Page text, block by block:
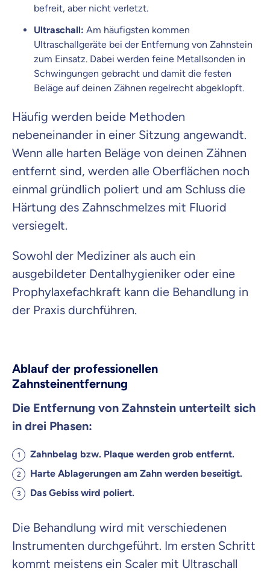
befreit, aber nicht verletzt.
Ultraschall: Am häufigsten kommen
Ultraschallgeräte bei der Entfernung von Zahnstein
zum Einsatz. Dabei werden feine Metallsonden in
Schwingungen gebracht und damit die festen
Beläge auf deinen Zähnen regelrecht abgeklopft.
Häufig werden beide Methoden
nebeneinander in einer Sitzung angewandt.
Wenn alle harten Beläge von deinen Zähnen
entfernt sind, werden alle Oberflächen noch
einmal gründlich poliert und am Schluss die
Härtung des Zahnschmelzes mit Fluorid
versiegelt.
Sowohl der Mediziner als auch ein
ausgebildeter Dentalhygieniker oder eine
Prophylaxefachkraft kann die Behandlung in
der Praxis durchführen.
Ablauf der professionellen
Zahnsteinentfernung
Die Entfernung von Zahnstein unterteilt sich
in drei Phasen:
Zahnbelag bzw. Plaque werden grob entfernt.
Harte Ablagerungen am Zahn werden beseitigt.
Das Gebiss wird poliert.
Die Behandlung wird mit verschiedenen
Instrumenten durchgeführt. Im ersten Schritt
kommt meistens ein Scaler mit Ultraschall